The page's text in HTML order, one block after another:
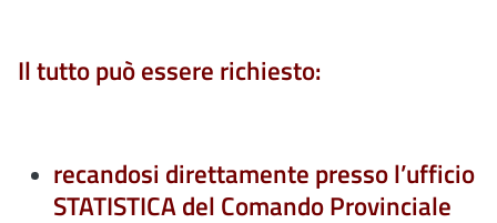
Il tutto può essere richiesto:
recandosi direttamente presso l’ufficio
STATISTICA del Comando Provinciale